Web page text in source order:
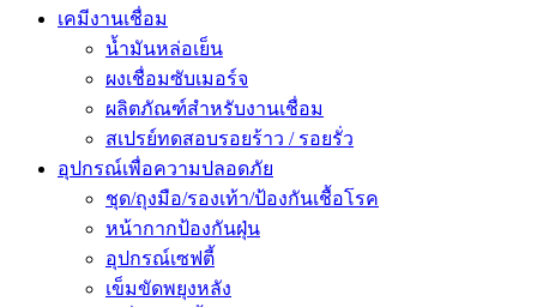
เคมีงานเชื่อม
น้ำมันหล่อเย็น
ผงเชื่อมซับเมอร์จ
ผลิตภัณฑ์สำหรับงานเชื่อม
สเปรย์ทดสอบรอยร้าว / รอยรั่ว
อุปกรณ์เพื่อความปลอดภัย
ชุด/ถุงมือ/รองเท้า/ป้องกันเชื้อโรค
หน้ากากป้องกันฝุ่น
อุปกรณ์เซฟตี้
เข็มขัดพยุงหลัง